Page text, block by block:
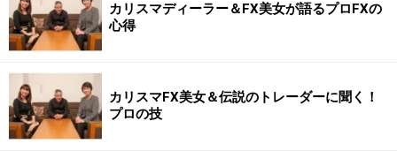
カリスマディーラー＆FX美女が語るプロFXの
心得
カリスマFX美女＆伝説のトレーダーに聞く！
プロの技